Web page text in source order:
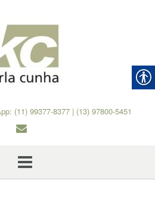
(11) 99377-8377 | (13) 97800-5451